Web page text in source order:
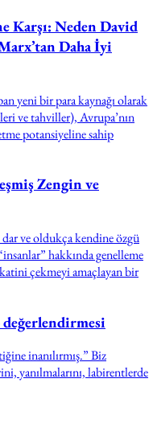
Karşı: Neden David
Daha İyi
yeni bir para kaynağı olarak
ve tahviller), Avrupa’nın
potansiyeline sahip
Zengin ve
ve oldukça kendine özgü
hakkında genelleme
çekmeyi amaçlayan bir
değerlendirmesi
inanılırmış.” Biz
yanılmalarını, labirentlerde